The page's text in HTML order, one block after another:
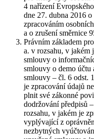
4 nařízení
dne 27. dubna 2016
zpracováním
a o zrušení směrnice
Právním základem
a. v rozsahu, v jakém
smlouvy o
smlouvy o demo účtu
smlouvy – čl. 6 odst.
je zpracování údajů
plnit své zákonné
dodržování předpisů
rozsahu, v jakém je
vyplývající z
nezbytných